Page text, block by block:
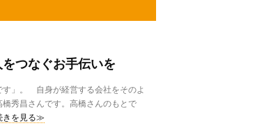
つなぐお手伝いを
」。 自身が経営する会社をそのよ
秀昌さんです。高橋さんのもとで
きを見る≫